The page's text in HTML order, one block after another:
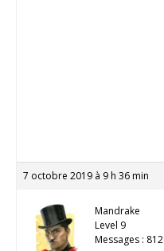
7 octobre 2019 à 9 h 36 min
Mandrake
Level 9
Messages : 812